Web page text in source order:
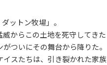
ットン牧場」。
からこの土地を死守してきた
ついにその舞台から降りた。
スたちは、引き裂かれた家族